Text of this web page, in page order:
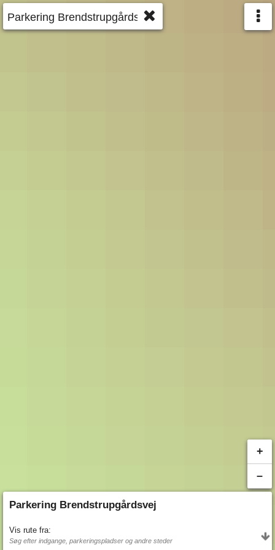
+
–
Parkering Brendstrupgårdsvej
Vis rute fra:
Søg efter indgange, parkeringspladser og andre steder